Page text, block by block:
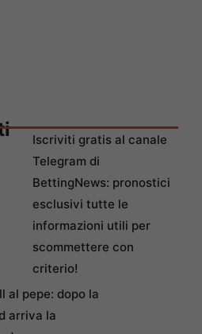
Iscriviti gratis al canale
Telegram di
BettingNews: pronostici
esclusivi tutte le
informazioni utili per
scommettere con
criterio!
al pepe: dopo la
arriva la